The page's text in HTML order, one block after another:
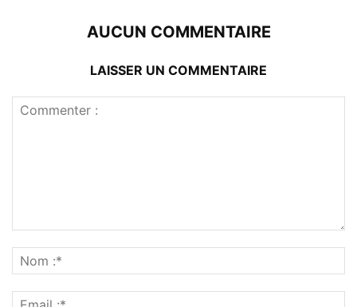
AUCUN COMMENTAIRE
LAISSER UN COMMENTAIRE